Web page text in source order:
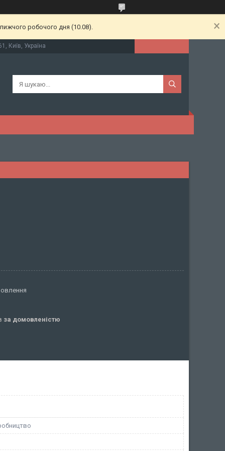
робочого дня (10.08).
Київ, Україна
за домовленістю